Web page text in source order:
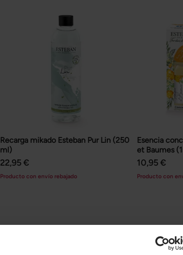
Recarga mikado Esteban Pur Lin (250
ml)
22,95 €
Producto con envío rebajado
Esencia
et Baumes
10,95 €
Producto con